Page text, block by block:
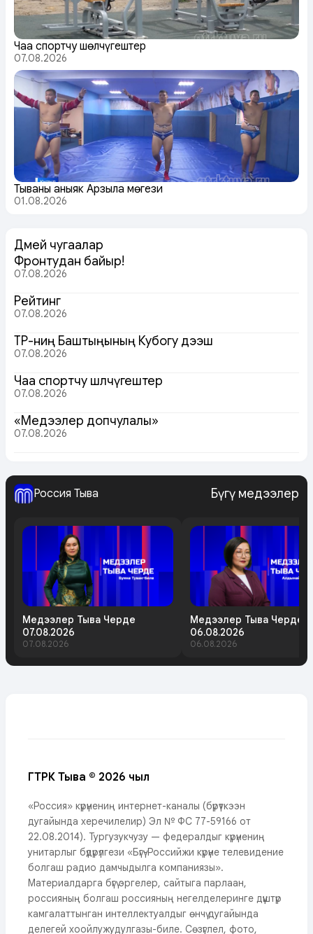
Чаа спортчу шөлчүгештер
07.08.2026
Тываның аныяк Арзылаң мөгези
01.08.2026
Дөмей чугаалар
Фронтудан байыр!
07.08.2026
Рейтинг
07.08.2026
ТР-ниң Баштыңының Кубогу дээш
07.08.2026
Чаа спортчу шөлчүгештер
07.08.2026
«Медээлер допчулалы»
07.08.2026
Россия Тыва Бүгү медээлер
Медээлер Тыва Черде
07.08.2026
07.08.2026
Медээлер Тыва Черде
06.08.2026
06.08.2026
ГТРК Тыва © 2026 чыл
«Россия» күрүнениң интернет-каналы (бүрүткээн
дугайында херечилелир) Эл № ФС 77-59166 от
22.08.2014). Тургузукчузу — федералдыг күрүнениң
унитарлыг бүдүрүлгези «Бүгү-Российжи күрүне телевидение
болгаш радио дамчыдылга компаниязы».
Материалдарга бүгү эргелер, сайтыга парлаан,
россияның болгаш россияның негелделеринге дүүштүр
камгалаттынган интеллектуалдыг өнчү дугайында
делегей хоойлужудулгазы-биле. Сөзүглел, фото,